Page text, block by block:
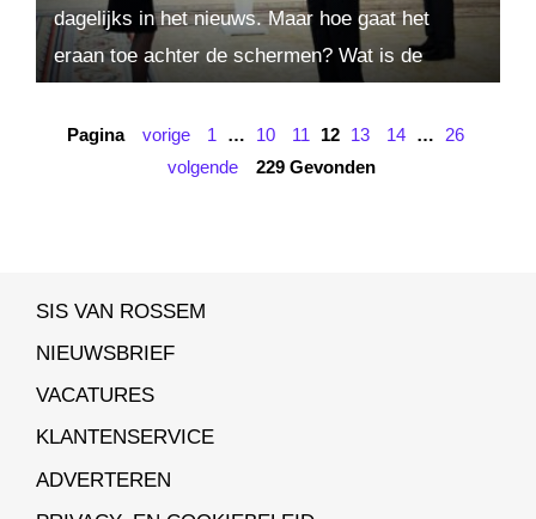
dagelijks in het nieuws. Maar hoe gaat het
eraan toe achter de schermen? Wat is de
land...
Pagina vorige 1 … 10 11 12 13 14 …
26
volgende
229 Gevonden
SIS VAN ROSSEM
NIEUWSBRIEF
VACATURES
KLANTENSERVICE
ADVERTEREN